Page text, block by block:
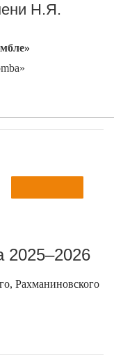
Н.Я.
2025–2026
Рахманиновского